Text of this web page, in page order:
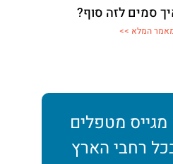
סמים לזה סוף?
המלא >>
מטפלים
רחבי הארץ